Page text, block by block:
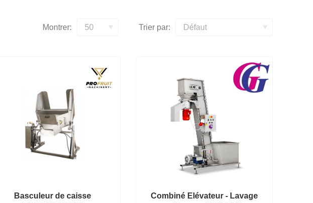
Montrer: Trier par:
Basculeur de caisse
Combiné Elévateur - Lavage